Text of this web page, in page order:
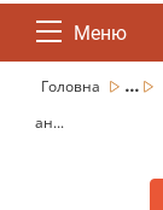
Меню
Головна ...
ан...